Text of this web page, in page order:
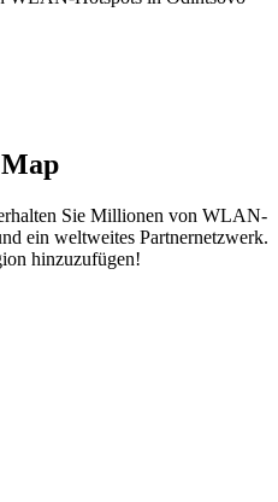
Sie Millionen von WLAN-
ein weltweites Partnernetzwerk.
hinzuzufügen!